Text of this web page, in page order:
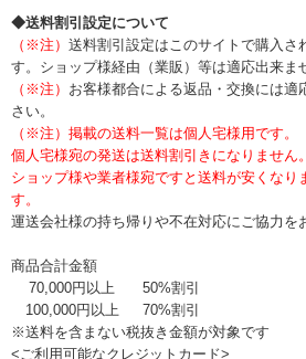
◆送料割引設定について
（※注） 送料割引設定はこのサイトで購入さ
す。ショップ様経由（業販）等は適応出来ま
（※注） お客様都合による返品・交換には適
さい。
（※注）掲載の送料一覧は個人宅様用です。
個人宅様宛の発送は送料割引きになりません。
ショップ様や業者様宛ですと送料が安くなり
す。
運送会社様の持ち帰りや不在対応にご協力を
商品合計金額
70,000円以上
50%割引
100,000円以上
70%割引
※送料を含まない税抜き金額が対象です
<ご利用可能なクレジットカード>